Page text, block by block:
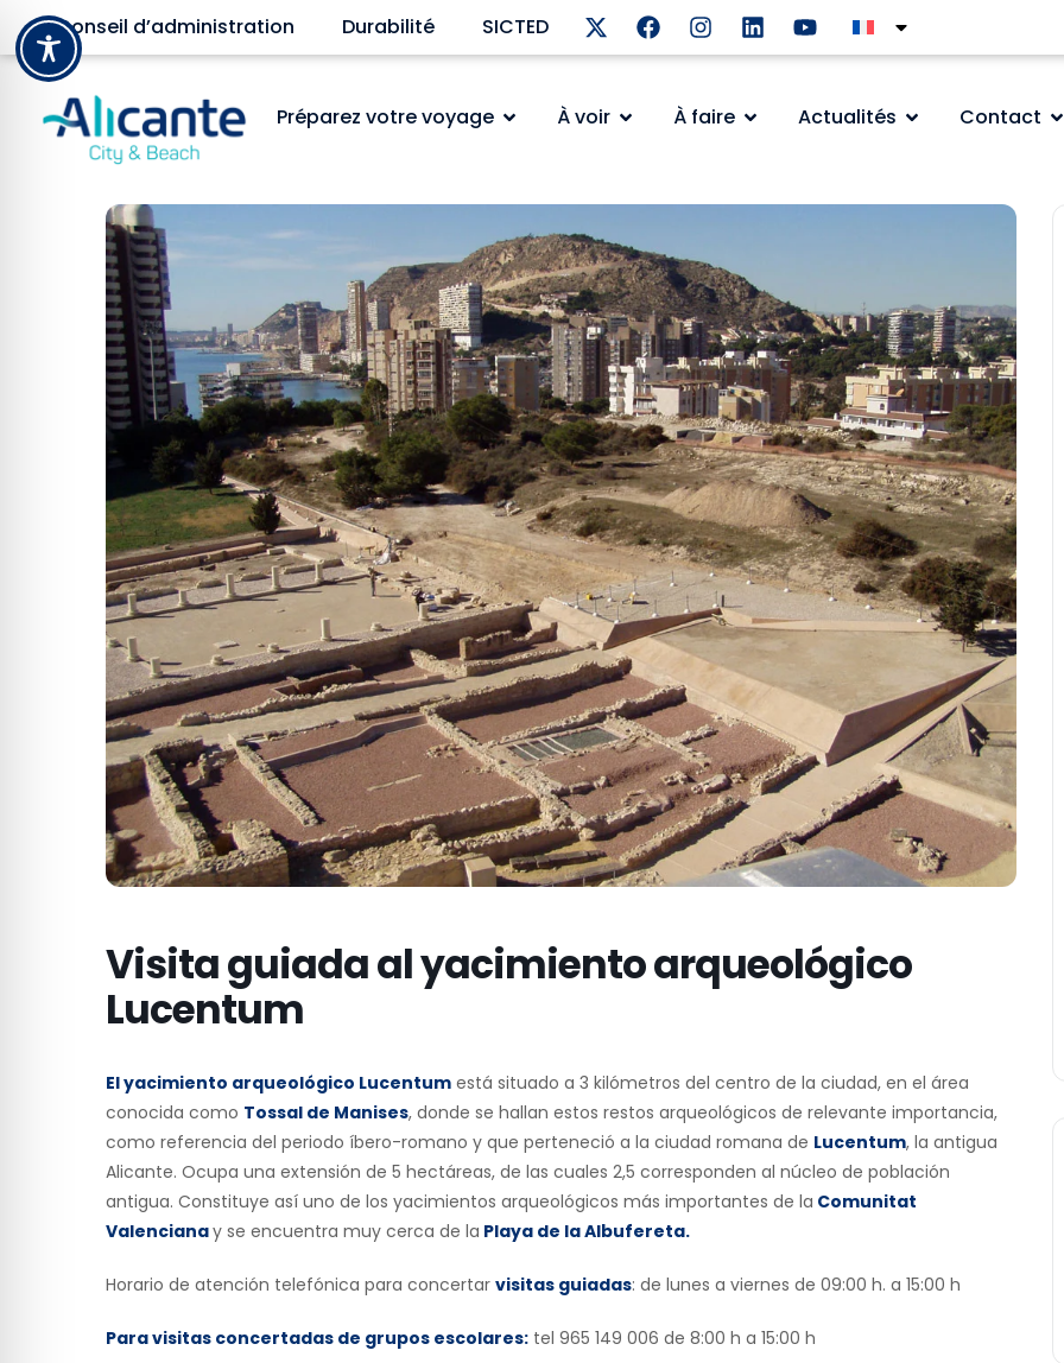
Conseil d’administration Durabilité SICTED
Préparez votre voyage À voir À faire Actualités Contact
Visita guiada al yacimiento arqueológico
Lucentum
El yacimiento arqueológico Lucentum está situado a 3 kilómetros del centro de la ciudad, en el área
conocida como Tossal de Manises, donde se hallan estos restos arqueológicos de relevante importancia,
como referencia del periodo íbero-romano y que perteneció a la ciudad romana de Lucentum, la antigua
Alicante. Ocupa una extensión de 5 hectáreas, de las cuales 2,5 corresponden al núcleo de población
antigua. Constituye así uno de los yacimientos arqueológicos más importantes de la Comunitat
Valencianay se encuentra muy cerca de la Playa de la Albufereta.
Horario de atención telefónica para concertar visitas guiadas: de lunes a viernes de 09:00 h. a 15:00 h
Para visitas concertadas de grupos escolares: tel 965 149 006 de 8:00 h a 15:00 h